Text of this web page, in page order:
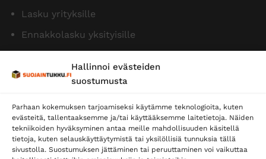
Hallinnoi evästeiden
suostumusta
Parhaan kokemuksen tarjoamiseksi käytämme teknologioita, kuten
evästeitä, tallentaaksemme ja/tai käyttääksemme laitetietoja. Näiden
tekniikoiden hyväksyminen antaa meille mahdollisuuden käsitellä
tietoja, kuten selauskäyttäytymistä tai yksilöllisiä tunnuksia tällä
sivustolla. Suostumuksen jättäminen tai peruuttaminen voi vaikuttaa
Lasku yrityksille
Ennakkolasku yksityisille
Toimitustavat